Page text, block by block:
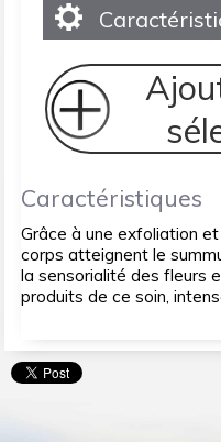
Caractéristiques
Grâce à une exfoliation
corps atteignent le
la sensorialité des fleurs
produits de ce soin,